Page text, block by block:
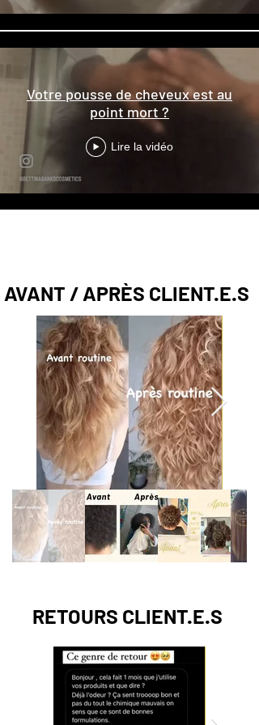
Votre pousse de cheveux est au
point mort ?
Lire la vidéo
AVANT / APRÈS CLIENT.E.S
RETOURS CLIENT.E.S